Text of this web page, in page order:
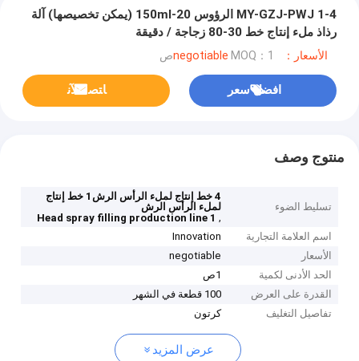
MY-GZJ-PWJ 1-4 الرؤوس 20-150ml (يمكن تخصيصها) آلة
رذاذ ملء إنتاج خط 30-80 زجاجة / دقيقة
الأسعار：negotiable MOQ：1ص
افضل سعر ﺎﺘﺼﻟ ﺍﻶﻧ
منتوج وصف
تسليط الضوء
4 خط إنتاج لملء الرأس الرش1 خط إنتاج
لملء الرأس الرش
,
1 Head spray filling production line
اسم العلامة التجارية
Innovation
الأسعار
negotiable
الحد الأدنى لكمية
1ص
القدرة على العرض
100 قطعة في الشهر
تفاصيل التغليف
كرتون
عرض المزيد